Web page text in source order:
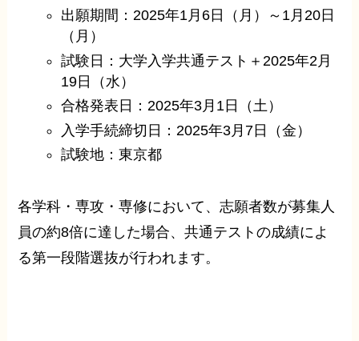
出願期間：2025年1月6日（月）～1月20日
（月）
試験日：大学入学共通テスト＋2025年2月
19日（水）
合格発表日：2025年3月1日（土）
入学手続締切日：2025年3月7日（金）
試験地：東京都
各学科・専攻・専修において、志願者数が募集人
員の約8倍に達した場合、共通テストの成績によ
る第一段階選抜が行われます。